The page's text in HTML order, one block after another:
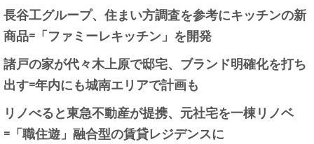
長谷工グループ、住まい方調査を参考にキッチンの新
商品=「ファミーレキッチン」を開発
諸戸の家が代々木上原で邸宅、ブランド明確化を打ち
出す=年内にも城南エリアで計画も
リノべると東急不動産が提携、元社宅を一棟リノベ
=「職住遊」融合型の賃貸レジデンスに